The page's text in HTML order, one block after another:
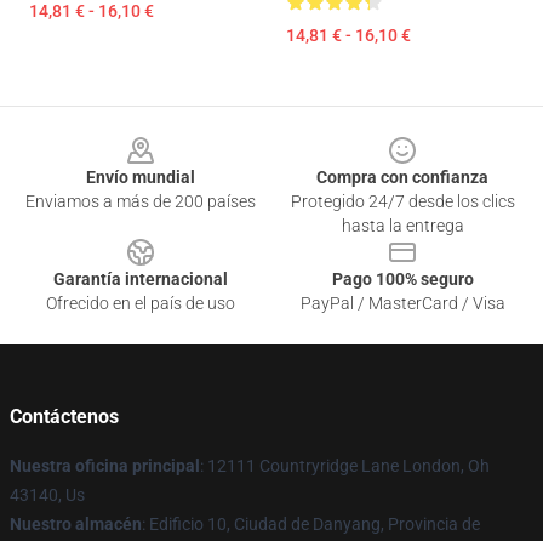
14,81 € - 16,10 €
14,81 € - 16,10 €
Envío mundial
Enviamos a más de 200 países
Compra con confianza
Protegido 24/7 desde los clics
hasta la entrega
Garantía internacional
Ofrecido en el país de uso
Pago 100% seguro
PayPal / MasterCard / Visa
Contáctenos
Nuestra oficina principal : 12111 Countryridge Lane London, Oh
43140, Us
Nuestro almacén: Edificio 10, Ciudad de Danyang, Provincia de